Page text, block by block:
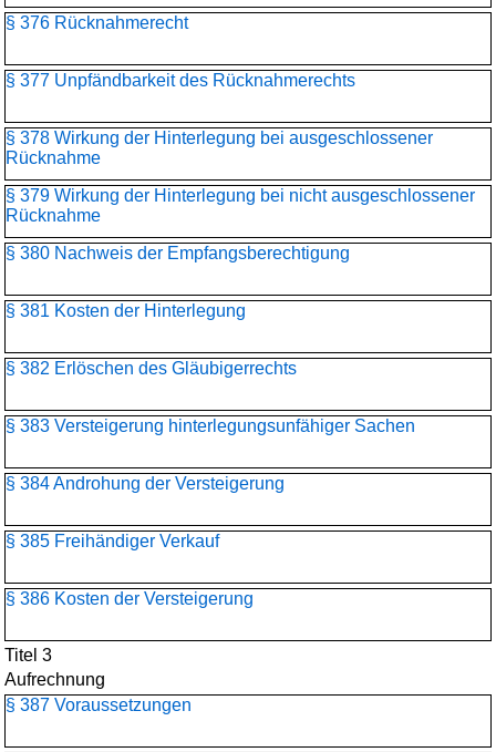
§ 376 Rücknahmerecht
§ 377 Unpfändbarkeit des Rücknahmerechts
§ 378 Wirkung der Hinterlegung bei ausgeschlossener
Rücknahme
§ 379 Wirkung der Hinterlegung bei nicht ausgeschlossener
Rücknahme
§ 380 Nachweis der Empfangsberechtigung
§ 381 Kosten der Hinterlegung
§ 382 Erlöschen des Gläubigerrechts
§ 383 Versteigerung hinterlegungsunfähiger Sachen
§ 384 Androhung der Versteigerung
§ 385 Freihändiger Verkauf
§ 386 Kosten der Versteigerung
Titel 3
Aufrechnung
§ 387 Voraussetzungen